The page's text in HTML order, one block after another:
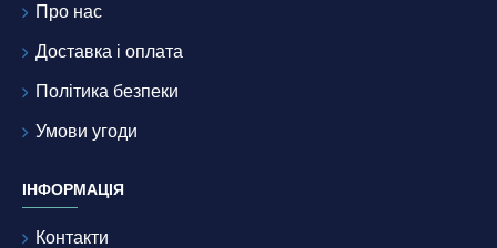
Про нас
Доставка і оплата
Політика безпеки
Умови угоди
ІНФОРМАЦІЯ
Контакти